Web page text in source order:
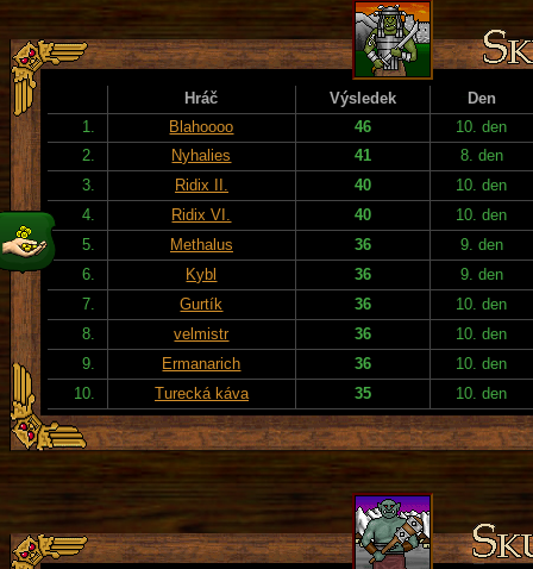
Hráč Výsledek
Den
1.
Blahoooo 46
10. den
2.
Nyhalies 41
8. den
3.
Ridix II. 40
10. den
4.
Ridix VI. 40
10. den
5.
Methalus 36
9. den
6.
Kybl 36
9. den
7.
Gurtík 36
10. den
8.
velmistr 36
10. den
9.
Ermanarich 36
10. den
10.
Turecká káva 35 10. den